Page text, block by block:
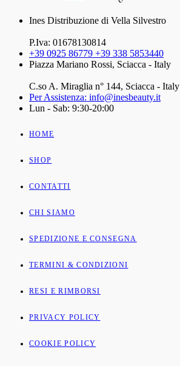
Ines Distribuzione di Vella Silvestro
P.Iva: 01678130814
+39 0925 86779 +39 338 5853440
Piazza Mariano Rossi, Sciacca - Italy
C.so A. Miraglia n° 144, Sciacca - Italy
Per Assistenza: info@inesbeauty.it
Lun - Sab: 9:30-20:00
HOME
SHOP
CONTATTI
CHI SIAMO
SPEDIZIONE E CONSEGNA
TERMINI & CONDIZIONI
RESI E RIMBORSI
PRIVACY POLICY
COOKIE POLICY